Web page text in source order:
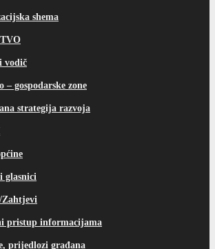
shema
vodič
– gospodarske zone
strategija razvoja
glasnici
Zahtjevi
pristup informacijama
prijedlozi građana